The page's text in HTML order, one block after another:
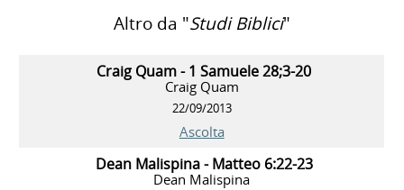
Altro da "Studi Biblici"
Craig Quam - 1 Samuele 28;3-20
Craig Quam
22/09/2013
Ascolta
Dean Malispina - Matteo 6:22-23
Dean Malispina